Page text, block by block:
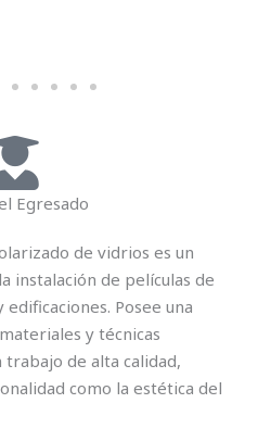
Egresado
de vidrios es un
instalación de películas de
Posee una
y técnicas
de alta calidad,
como la estética del